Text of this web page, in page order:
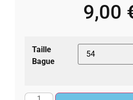
9,00
Taille
Bague